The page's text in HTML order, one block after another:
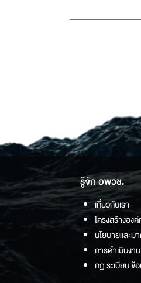
รู้จัก อพวช.
เกี่ยวกับเรา
โครงสร้างอง
นโยบายและม
การดำเนินงาน
กฏ ระเบียบ ข้